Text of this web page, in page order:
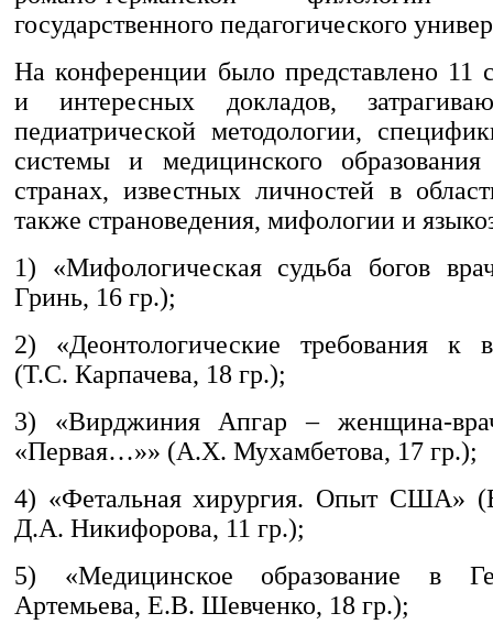
государственного педагогического
На конференции было представлено 11
и интересных докладов,
педиатрической методологии,
системы и медицинского
странах, известных личностей в
также страноведения, мифологии и
1) «Мифологическая судьба богов
Гринь, 16 гр.);
2) «Деонтологические требования к
(Т.С. Карпачева, 18 гр.);
3) «Вирджиния Апгар – женщина-
«Первая…»» (А.Х. Мухамбетова, 17 гр.);
4) «Фетальная хирургия. Опыт США»
Д.А. Никифорова, 11 гр.);
5) «Медицинское образование в
Артемьева, Е.В. Шевченко, 18 гр.);